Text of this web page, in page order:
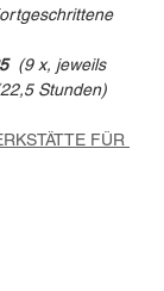
(9 x, jeweils
Stunden)
FÜR